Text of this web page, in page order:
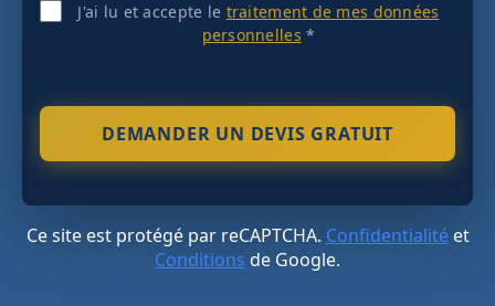
J'ai lu et accepte le traitement de mes données
personnelles *
Ce site est protégé par reCAPTCHA. Confidentialitéet
Conditions de Google.